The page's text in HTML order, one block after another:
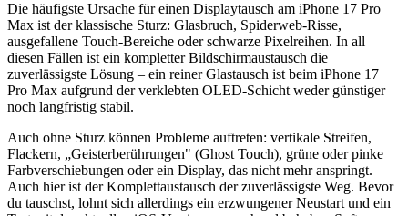
Die häufigste Ursache für einen Displaytausch am iPhone 17 Pro
Max ist der klassische Sturz: Glasbruch, Spiderweb-Risse,
ausgefallene Touch-Bereiche oder schwarze Pixelreihen. In all
diesen Fällen ist ein kompletter Bildschirmaustausch die
zuverlässigste Lösung – ein reiner Glastausch ist beim iPhone 17
Pro Max aufgrund der verklebten OLED-Schicht weder günstiger
noch langfristig stabil.
Auch ohne Sturz können Probleme auftreten: vertikale Streifen,
Flackern, „Geisterberührungen" (Ghost Touch), grüne oder pinke
Farbverschiebungen oder ein Display, das nicht mehr anspringt.
Auch hier ist der Komplettaustausch der zuverlässigste Weg. Bevor
du tauschst, lohnt sich allerdings ein erzwungener Neustart und ein